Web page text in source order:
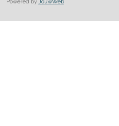
Powered by JouwWeb